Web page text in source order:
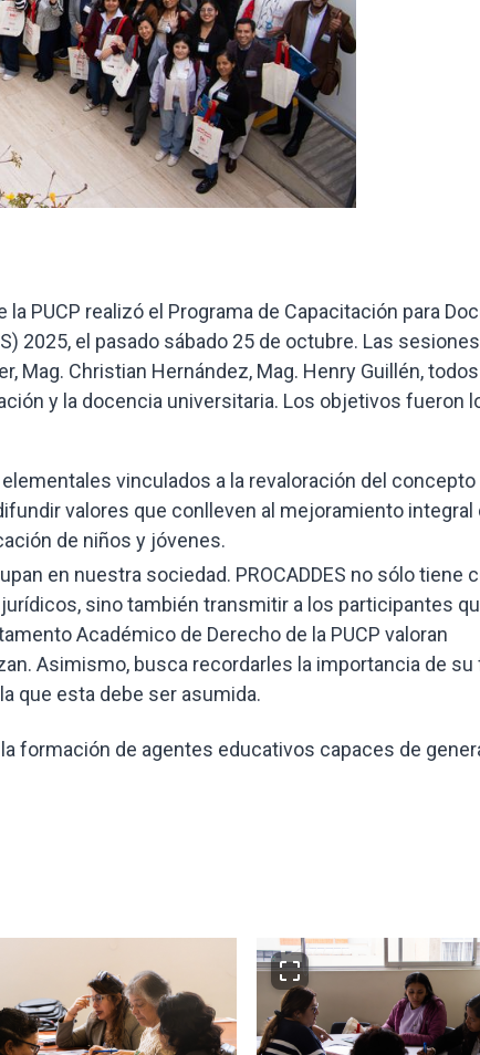
PUCP realizó el Programa de Capacitación para
2025, el pasado sábado 25 de octubre. Las
Mag. Christian Hernández, Mag. Henry Guillén,
y la docencia universitaria. Los objetivos fueron
vinculados a la revaloración del concepto
valores que conlleven al mejoramiento integral
de niños y jóvenes.
en nuestra sociedad. PROCADDES no sólo tiene
sino también transmitir a los participantes
Académico de Derecho de la PUCP valoran
Asimismo, busca recordarles la importancia de
que esta debe ser asumida.
formación de agentes educativos capaces de